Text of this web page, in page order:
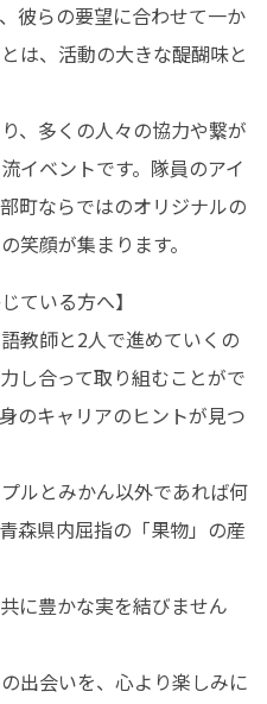
彼らの要望に合わせて一か
は、活動の大きな醍醐味と
、多くの人々の協力や繋が
イベントです。隊員のアイ
町ならではのオリジナルの
笑顔が集まります。
ている方へ】
教師と2人で進めていくの
し合って取り組むことがで
のキャリアのヒントが見つ
ルとみかん以外であれば何
森県内屈指の「果物」の産
に豊かな実を結びません
出会いを、心より楽しみに